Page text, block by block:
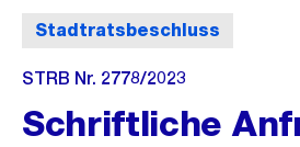
Stadtratsbeschluss
STRB Nr. 2778/2023
Schriftliche